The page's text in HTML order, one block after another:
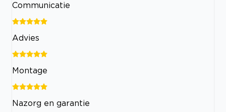
Communicatie
Advies
Montage
Nazorg en garantie